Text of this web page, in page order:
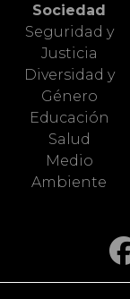
Sociedad
Seguridad y
Justicia
Diversidad y
Género
Educación
Salud
Medio
Ambiente